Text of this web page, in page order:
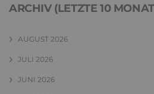
ARCHIV (LETZTE 10
AUGUST 2026
JULI 2026
JUNI 2026